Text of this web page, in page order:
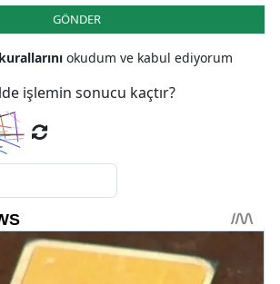
GÖNDER
okudum ve kabul ediyorum
işlemin sonucu kaçtır?